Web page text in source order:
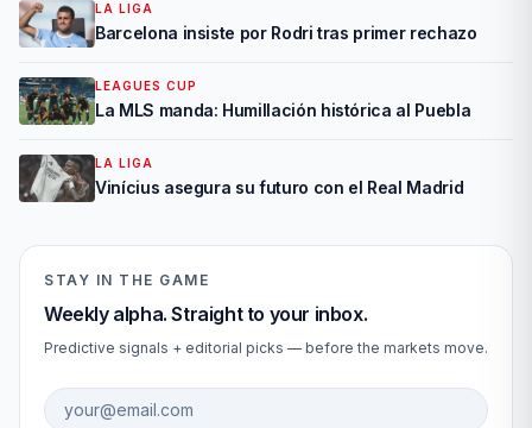
LA LIGA
Barcelona insiste por Rodri tras primer rechazo
LEAGUES CUP
La MLS manda: Humillación histórica al Puebla
LA LIGA
Vinícius asegura su futuro con el Real Madrid
STAY IN THE GAME
Weekly alpha. Straight to your inbox.
Predictive signals + editorial picks — before the markets move.
Email address